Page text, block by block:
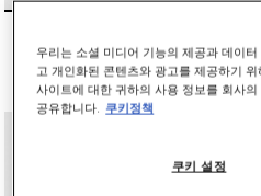
점퍼
₩1,825,000
우리는 소셜 미디어 기능의 제공과 데이
고 개인화된 콘텐츠와 광고를 제공하기
사이트에 대한 귀하의 사용 정보를 회사
공유합니다.
쿠키정책
쿠키 설정